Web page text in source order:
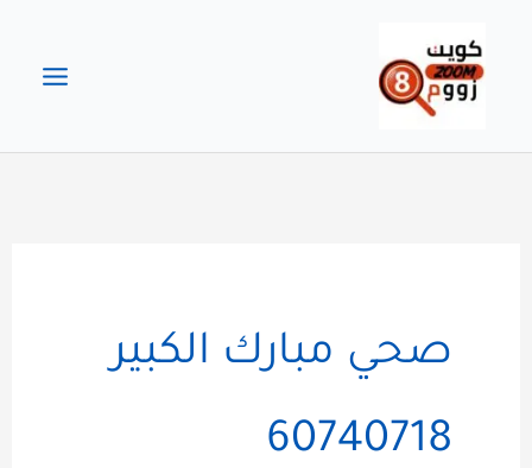
المحتوى
صحي مبارك الكبير
60740718